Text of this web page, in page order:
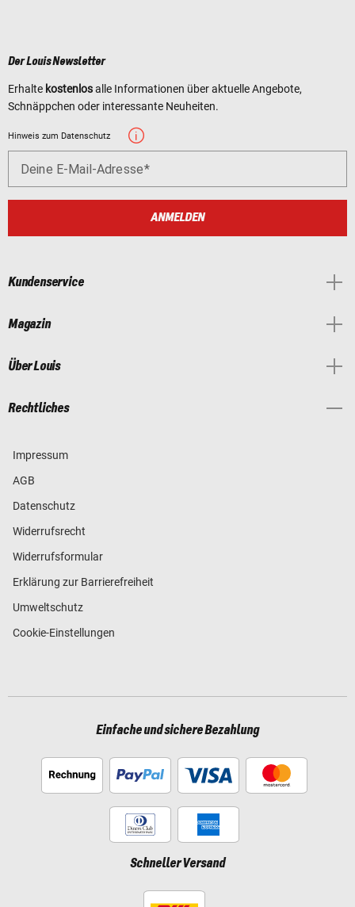
Der Louis Newsletter
Erhalte kostenlosalle Informationen über aktuelle Angebote,
Schnäppchen oder interessante Neuheiten.
Hinweis zum Datenschutz
Deine E-Mail-Adresse
ANMELDEN
Kundenservice
Magazin
Über Louis
Rechtliches
Impressum
AGB
Datenschutz
Widerrufsrecht
Widerrufsformular
Erklärung zur Barrierefreiheit
Umweltschutz
Cookie-Einstellungen
Einfache und sichere Bezahlung
Schneller Versand